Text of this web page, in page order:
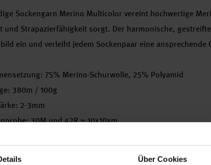
Über Cookies
Sockengarn Merino Multicolor vereint hochwertige
und Strapazierfähigkeit sorgt. Der harmonische,
ein und verleiht jedem Sockenpaar eine ansprechende
75% Merino-Schurwolle, 25% Polyamid
380m / 100g
2-3mm
30M und 42R = 10x10xm